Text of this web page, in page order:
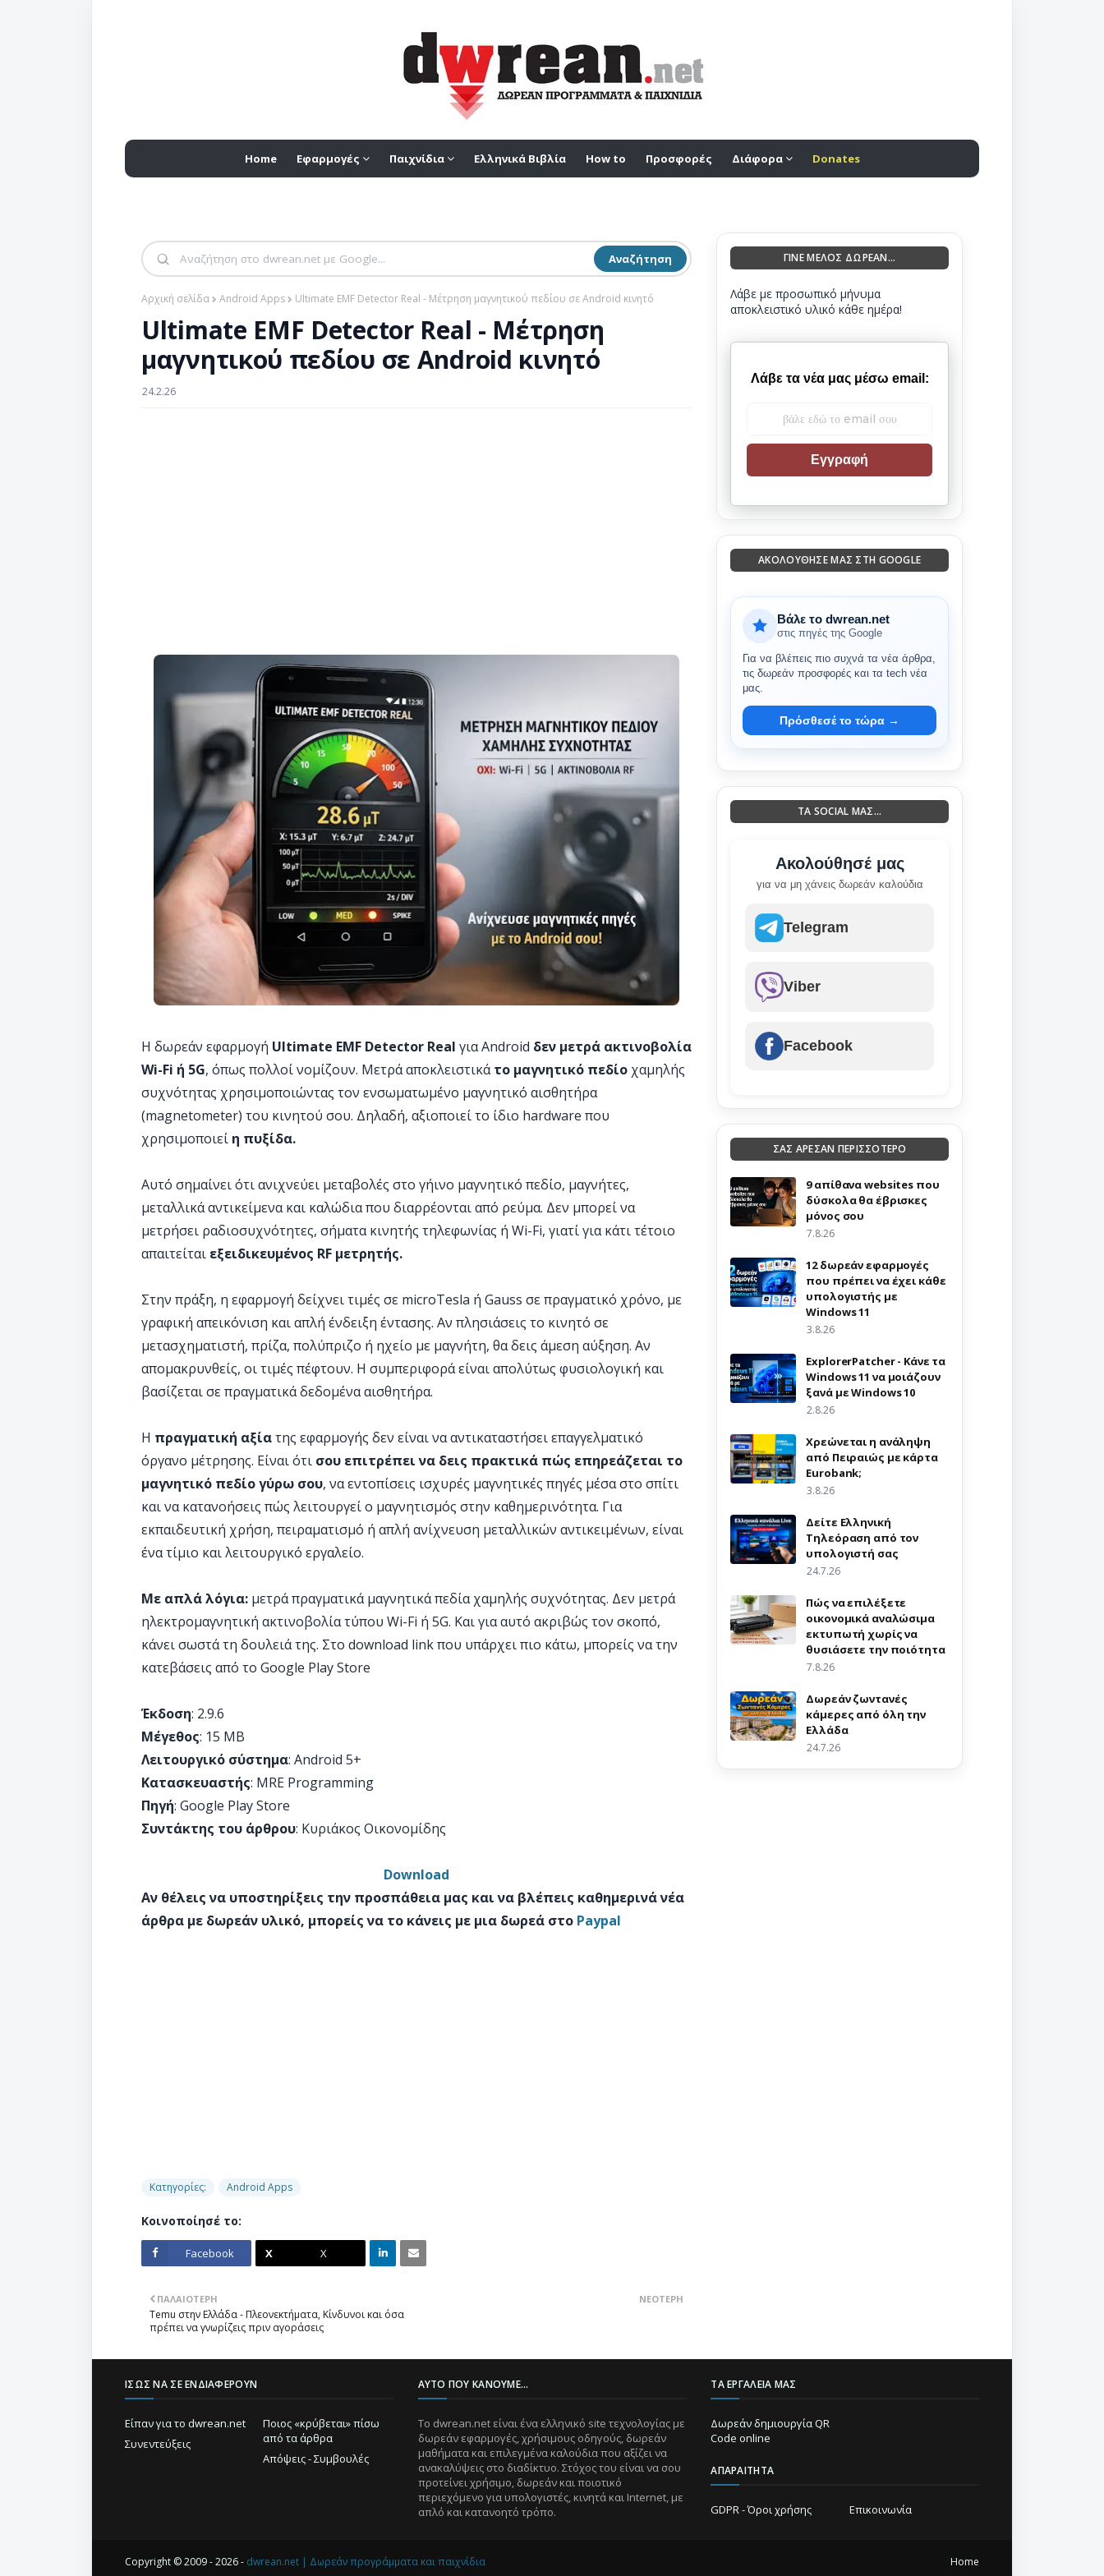
Home Εφαρμογές Παιχνίδια Ελληνικά Βιβλία How to Προσφορές Διάφορα Donates
Αναζήτηση
Αρχική σελίδα Android Apps Ultimate EMF Detector Real - Μέτρηση μαγνητικού πεδίου σε Android κινητό
Ultimate EMF Detector Real - Μέτρηση
μαγνητικού πεδίου σε Android κινητό
24.2.26
Η δωρεάν εφαρμογή Ultimate EMF Detector Real για Android δεν μετρά ακτινοβολία
Wi-Fi ή 5G, όπως πολλοί νομίζουν. Μετρά αποκλειστικάτο μαγνητικό πεδίο χαμηλής
συχνότητας χρησιμοποιώντας τον ενσωματωμένο μαγνητικό αισθητήρα
(magnetometer) του κινητού σου. Δηλαδή, αξιοποιεί το ίδιο hardware που
χρησιμοποιεί η πυξίδα.
Αυτό σημαίνει ότι ανιχνεύει μεταβολές στο γήινο μαγνητικό πεδίο, μαγνήτες,
μεταλλικά αντικείμενα και καλώδια που διαρρέονται από ρεύμα. Δεν μπορεί να
μετρήσει ραδιοσυχνότητες, σήματα κινητής τηλεφωνίας ή Wi-Fi, γιατί για κάτι τέτοιο
απαιτείται εξειδικευμένος RF μετρητής.
Στην πράξη, η εφαρμογή δείχνει τιμές σε microTesla ή Gauss σε πραγματικό χρόνο, με
γραφική απεικόνιση και απλή ένδειξη έντασης. Αν πλησιάσεις το κινητό σε
μετασχηματιστή, πρίζα, πολύπριζο ή ηχείο με μαγνήτη, θα δεις άμεση αύξηση. Αν
απομακρυνθείς, οι τιμές πέφτουν. Η συμπεριφορά είναι απολύτως φυσιολογική και
βασίζεται σε πραγματικά δεδομένα αισθητήρα.
Η πραγματική αξίατης εφαρμογής δεν είναι να αντικαταστήσει επαγγελματικό
όργανο μέτρησης. Είναι ότι σου επιτρέπει να δεις πρακτικά πώς επηρεάζεται το
μαγνητικό πεδίο γύρω σου, να εντοπίσεις ισχυρές μαγνητικές πηγές μέσα στο σπίτι
και να κατανοήσεις πώς λειτουργεί ο μαγνητισμός στην καθημερινότητα. Για
εκπαιδευτική χρήση, πειραματισμό ή απλή ανίχνευση μεταλλικών αντικειμένων, είναι
ένα τίμιο και λειτουργικό εργαλείο.
Με απλά λόγια: μετρά πραγματικά μαγνητικά πεδία χαμηλής συχνότητας. Δεν μετρά
ηλεκτρομαγνητική ακτινοβολία τύπου Wi-Fi ή 5G. Και για αυτό ακριβώς τον σκοπό,
κάνει σωστά τη δουλειά της. Στο download link που υπάρχει πιο κάτω, μπορείς να την
κατεβάσεις από το Google Play Store
Έκδοση: 2.9.6
Μέγεθος: 15 MB
Λειτουργικό σύστημα: Android 5+
Κατασκευαστής: MRE Programming
Πηγή: Google Play Store
Συντάκτης του άρθρου: Κυριάκος Οικονομίδης
Download
Αν θέλεις να υποστηρίξεις την προσπάθεια μας και να βλέπεις καθημερινά νέα
άρθρα με δωρεάν υλικό, μπορείς να το κάνεις με μια δωρεά στο Paypal
Κατηγορίες: Android Apps
Κοινοποίησέ το:
Facebook
X
dIn
ΝΕΌΤΕΡΗ
ΠΑΛΑΙΌΤΕΡΗ
Temu στην Ελλάδα - Πλεονεκτήματα, Κίνδυνοι και όσα
πρέπει να γνωρίζεις πριν αγοράσεις
ΓΙΝΕ ΜΕΛΟΣ ΔΩΡΕΑΝ...
Λάβε με προσωπικό μήνυμα
αποκλειστικό υλικό κάθε ημέρα!
Λάβε τα νέα μας μέσω email:
Εγγραφή
ΑΚΟΛΟΎΘΗΣΈ ΜΑΣ ΣΤΗ GOOGLE
Βάλε το dwrean.net
στις πηγές της Google
Για να βλέπεις πιο συχνά τα νέα άρθρα,
τις δωρεάν προσφορές και τα tech νέα
μας.
Πρόσθεσέ το τώρα →
ΤΑ SOCIAL ΜΑΣ...
Ακολούθησέ μας
για να μη χάνεις δωρεάν καλούδια
Telegram
Viber
Facebook
ΣΑΣ ΑΡΕΣΑΝ ΠΕΡΙΣΣΟΤΕΡΟ
9 απίθανα websites που
δύσκολα θα έβρισκες
μόνος σου
7.8.26
12 δωρεάν εφαρμογές
που πρέπει να έχει κάθε
υπολογιστής με
Windows 11
3.8.26
ExplorerPatcher - Κάνε τα
Windows 11 να μοιάζουν
ξανά με Windows 10
2.8.26
Χρεώνεται η ανάληψη
από Πειραιώς με κάρτα
Eurobank;
3.8.26
Δείτε Ελληνική
Τηλεόραση από τον
υπολογιστή σας
24.7.26
Πώς να επιλέξετε
οικονομικά αναλώσιμα
εκτυπωτή χωρίς να
θυσιάσετε την ποιότητα
7.8.26
Δωρεάν ζωντανές
κάμερες από όλη την
Ελλάδα
24.7.26
ΊΣΩΣ ΝΑ ΣΕ ΕΝΔΙΑΦΈΡΟΥΝ
Είπαν για το dwrean.net
Ποιος «κρύβεται» πίσω
από τα άρθρα
Συνεντεύξεις
Απόψεις - Συμβουλές
ΑΥΤΌ ΠΟΥ ΚΆΝΟΥΜΕ...
Το dwrean.net είναι ένα ελληνικό site τεχνολογίας με
δωρεάν εφαρμογές, χρήσιμους οδηγούς, δωρεάν
μαθήματα και επιλεγμένα καλούδια που αξίζει να
ανακαλύψεις στο διαδίκτυο. Στόχος του είναι να σου
προτείνει χρήσιμο, δωρεάν και ποιοτικό
περιεχόμενο για υπολογιστές, κινητά και Internet, με
απλό και κατανοητό τρόπο.
ΤΑ ΕΡΓΑΛΕΊΑ ΜΑΣ
Δωρεάν δημιουργία QR
Code online
ΑΠΑΡΑΊΤΗΤΑ
GDPR - Όροι χρήσης Επικοινωνία
Home
Copyright © 2009 - 2026 - dwrean.net | Δωρεάν προγράμματα και παιχνίδια